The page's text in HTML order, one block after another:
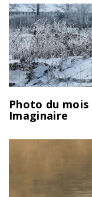
Photo du mois
Imaginaire